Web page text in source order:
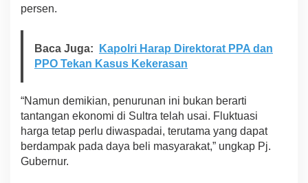
i
o
l
persen.
Baca Juga:
Kapolri Harap Direktorat PPA dan
PPO Tekan Kasus Kekerasan
“Namun demikian, penurunan ini bukan berarti
tantangan ekonomi di Sultra telah usai. Fluktuasi
harga tetap perlu diwaspadai, terutama yang dapat
berdampak pada daya beli masyarakat,” ungkap Pj.
Gubernur.